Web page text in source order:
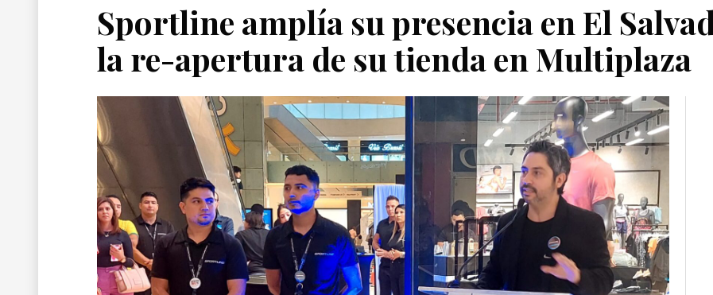
Sportline amplía su presencia en El
la re-apertura de su tienda en Multiplaza